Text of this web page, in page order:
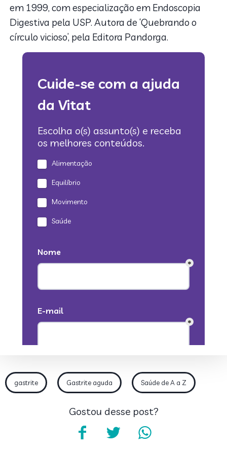
em 1999, com especialização em Endoscopia
Digestiva pela USP. Autora de ‘Quebrando o
círculo vicioso’, pela Editora Pandorga.
gastrite Gastrite aguda Saúde de A a Z
Gostou desse post?